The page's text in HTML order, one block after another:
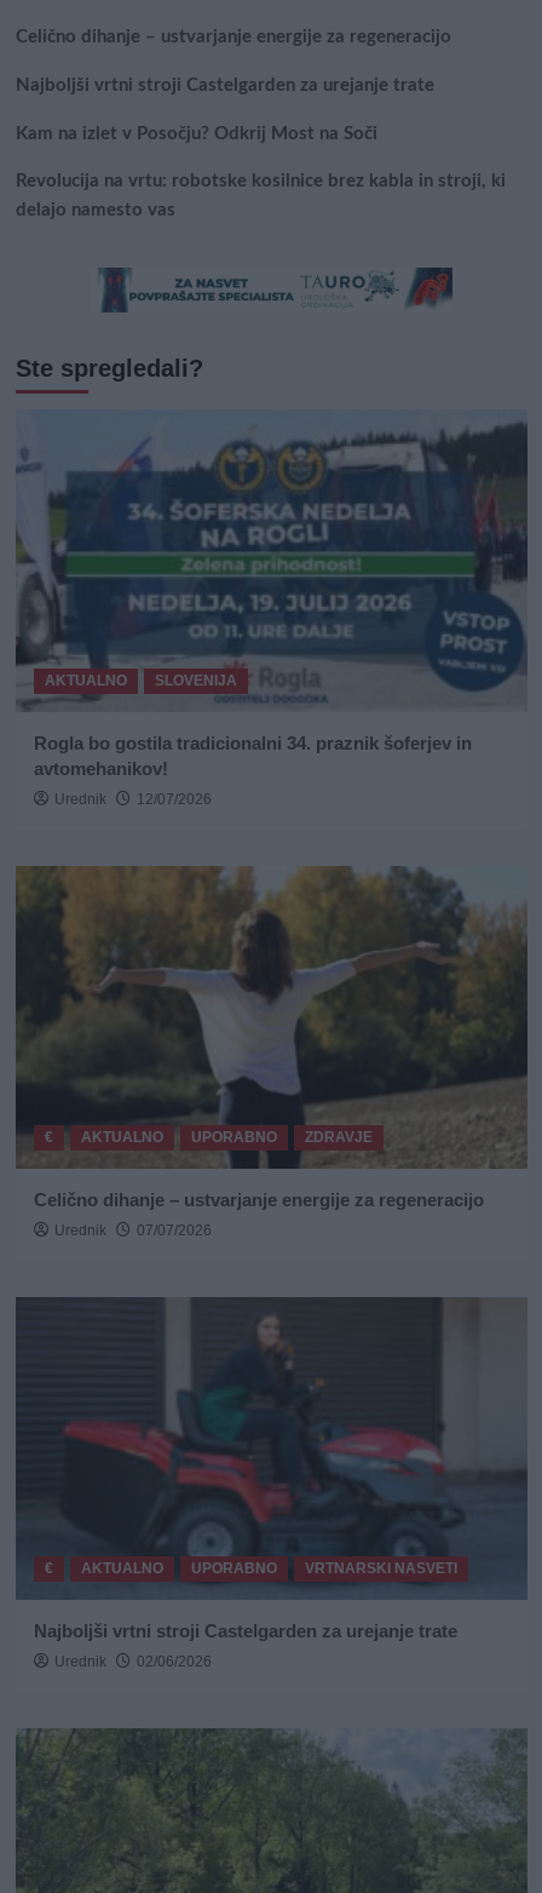
Celično dihanje – ustvarjanje energije za regeneracijo
Najboljši vrtni stroji Castelgarden za urejanje trate
Kam na izlet v Posočju? Odkrij Most na Soči
Revolucija na vrtu: robotske kosilnice brez kabla in stroji, ki
delajo namesto vas
Ste spregledali?
AKTUALNO SLOVENIJA
Rogla bo gostila tradicionalni 34. praznik šoferjev in
avtomehanikov!
Urednik 12/07/2026
€ AKTUALNO UPORABNO ZDRAVJE
Celično dihanje – ustvarjanje energije za regeneracijo
Urednik 07/07/2026
€ AKTUALNO UPORABNO VRTNARSKI NASVETI
Najboljši vrtni stroji Castelgarden za urejanje trate
Urednik 02/06/2026